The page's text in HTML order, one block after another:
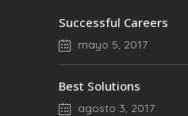
Successful Careers
mayo 5, 2017
Best Solutions
agosto 3, 2017